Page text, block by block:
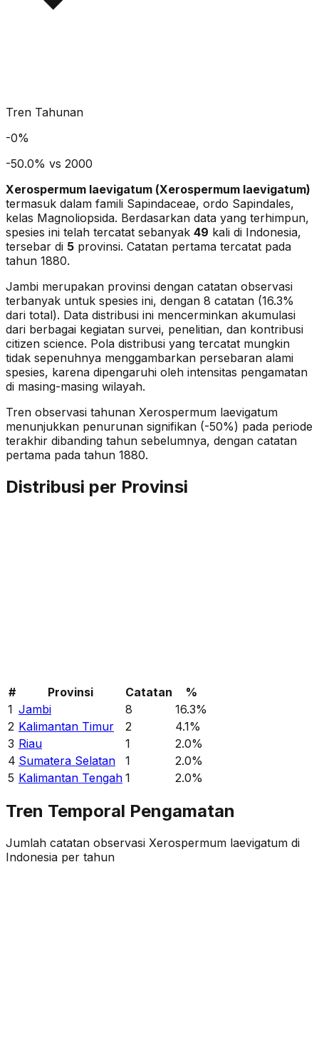
Tren Tahunan
-0%
-50.0% vs 2000
Xerospermum laevigatum (Xerospermum laevigatum)
termasuk dalam famili Sapindaceae, ordo Sapindales,
kelas Magnoliopsida. Berdasarkan data yang terhimpun,
spesies ini telah tercatat sebanyak 49 kali di Indonesia,
tersebar di 5 provinsi. Catatan pertama tercatat pada
tahun 1880.
Jambi merupakan provinsi dengan catatan observasi
terbanyak untuk spesies ini, dengan 8 catatan (16.3%
dari total). Data distribusi ini mencerminkan akumulasi
dari berbagai kegiatan survei, penelitian, dan kontribusi
citizen science. Pola distribusi yang tercatat mungkin
tidak sepenuhnya menggambarkan persebaran alami
spesies, karena dipengaruhi oleh intensitas pengamatan
di masing-masing wilayah.
Tren observasi tahunan Xerospermum laevigatum
menunjukkan penurunan signifikan (-50%) pada periode
terakhir dibanding tahun sebelumnya, dengan catatan
pertama pada tahun 1880.
Distribusi per Provinsi
# Provinsi Catatan
%
1 Jambi 8 16.3%
2 Kalimantan Timur 2 4.1%
3 Riau 1 2.0%
4 Sumatera Selatan 1 2.0%
5 Kalimantan Tengah 1 2.0%
Tren Temporal Pengamatan
Jumlah catatan observasi Xerospermum laevigatum di
Indonesia per tahun